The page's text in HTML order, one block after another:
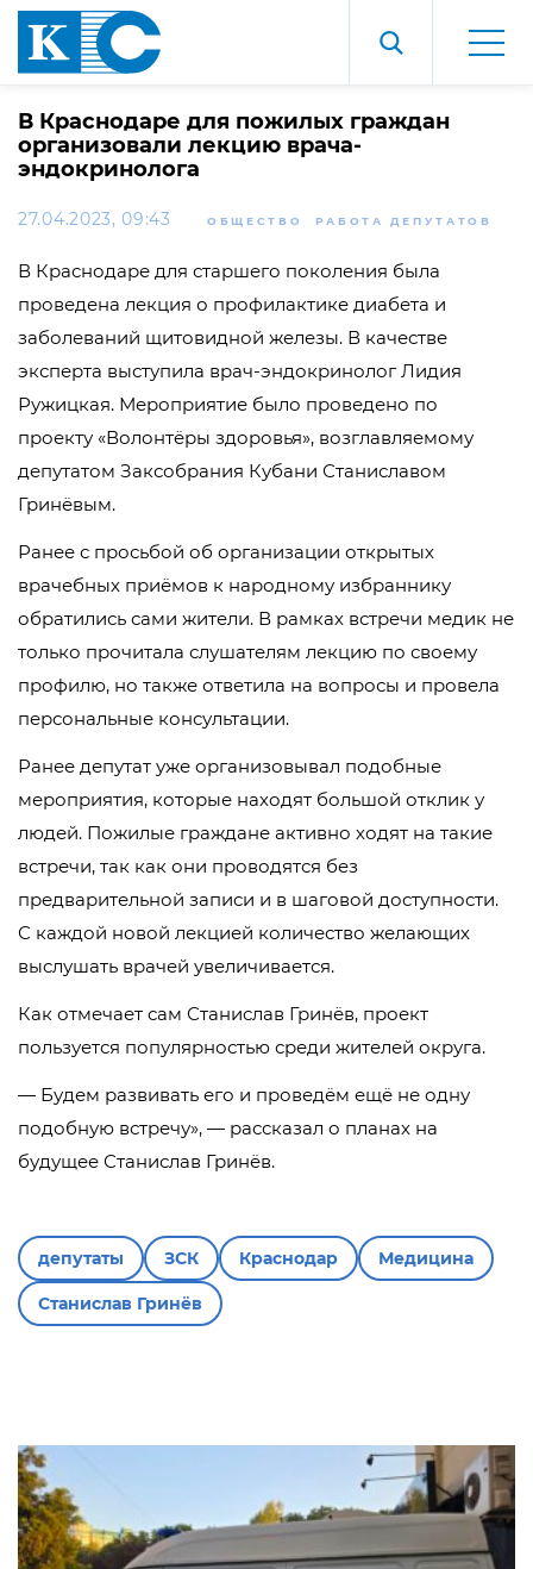
В Краснодаре для пожилых граждан
организовали лекцию врача-
эндокринолога
27.04.2023, 09:43 ОБЩЕСТВО РАБОТА ДЕПУТАТОВ
В Краснодаре для старшего поколения была
проведена лекция о профилактике диабета и
заболеваний щитовидной железы. В качестве
эксперта выступила врач-эндокринолог Лидия
Ружицкая. Мероприятие было проведено по
проекту «Волонтёры здоровья», возглавляемому
депутатом Заксобрания Кубани Станиславом
Гринёвым.
Ранее с просьбой об организации открытых
врачебных приёмов к народному избраннику
обратились сами жители. В рамках встречи медик не
только прочитала слушателям лекцию по своему
профилю, но также ответила на вопросы и провела
персональные консультации.
Ранее депутат уже организовывал подобные
мероприятия, которые находят большой отклик у
людей. Пожилые граждане активно ходят на такие
встречи, так как они проводятся без
предварительной записи и в шаговой доступности.
С каждой новой лекцией количество желающих
выслушать врачей увеличивается.
Как отмечает сам Станислав Гринёв, проект
пользуется популярностью среди жителей округа.
— Будем развивать его и проведём ещё не одну
подобную встречу», — рассказал о планах на
будущее Станислав Гринёв.
депутаты ЗСК Краснодар Медицина
Станислав Гринёв